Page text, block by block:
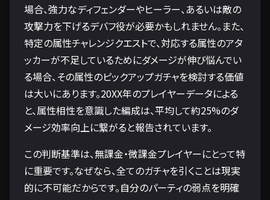
場合、強力なディフェンダーやヒーラー、あるいは敵の
攻撃力を下げるデバフ役が必要かもしれません。また、
特定の属性チャレンジクエストで、対応する属性のアタ
ッカーが不足しているためにダメージが伸び悩んでい
る場合、その属性のピックアップガチャを検討する価値
は大いにあります。20XX年のプレイヤーデータによる
と、属性相性を意識した編成は、平均して約25%のダ
メージ効率向上に繋がると報告されています。
この判断基準は、無課金・微課金プレイヤーにとって特
に重要です。なぜなら、全てのガチャを引くことは現実
的に不可能だからです。自分のパーティの弱点を明確